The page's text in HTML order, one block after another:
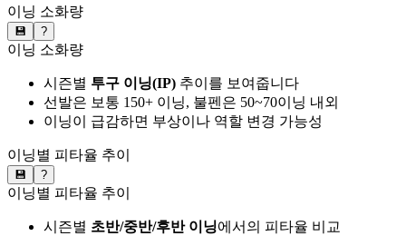
이닝 소화량
💾 ?
이닝 소화량
시즌별 투구 이닝(IP) 추이를 보여줍니다
선발은 보통 150+ 이닝, 불펜은 50~70이닝 내외
이닝이 급감하면 부상이나 역할 변경 가능성
이닝별 피타율 추이
💾 ?
이닝별 피타율 추이
시즌별 초반/중반/후반 이닝에서의 피타율 비교